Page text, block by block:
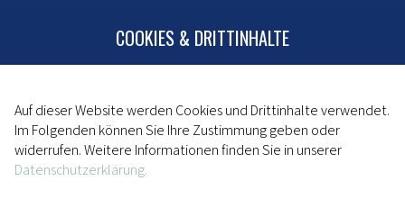
Kontakt
Mitglied werden
Impressum
Datenschutz
COOKIES & DRITTINHALTE
Auf dieser Website werden Cookies und Drittinhalte verwendet.
Im Folgenden können Sie Ihre Zustimmung geben oder
widerrufen. Weitere Informationen finden Sie in unserer
Datenschutzerklärung.